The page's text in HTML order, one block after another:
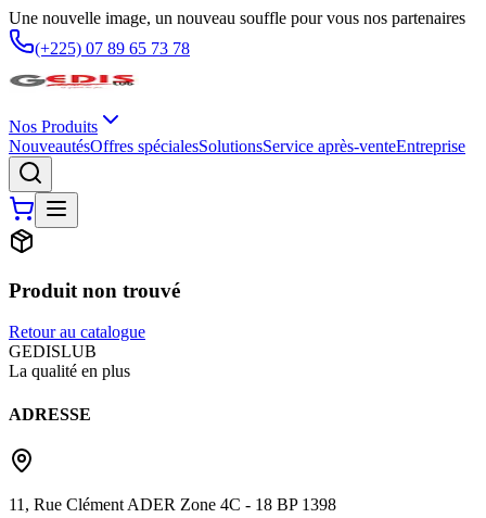
Une nouvelle image, un nouveau souffle pour vous nos partenaires
(+225) 07 89 65 73 78
Nos Produits
NouveautésOffres spécialesSolutionsService après-venteEntreprise
Produit non trouvé
Retour au catalogue
GEDISLUB
La qualité en plus
ADRESSE
11, Rue Clément ADER Zone 4C - 18 BP 1398